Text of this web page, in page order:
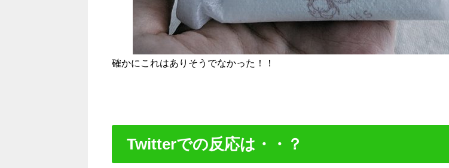
確かにこれはありそうでなかった！！
Twitterでの反応は・・？